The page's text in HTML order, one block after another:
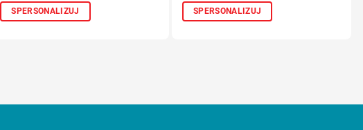
SPERSONALIZUJ SPERSONALIZUJ